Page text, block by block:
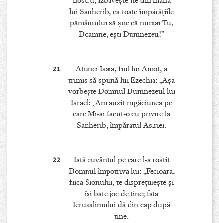
lui Sanherib, ca toate împărăţiile
pământului să ştie că numai Tu,
Doamne, eşti Dumnezeu!”
21
Atunci Isaia, fiul lui Amoţ, a
trimis să spună lui Ezechia: „Aşa
vorbeşte Domnul Dumnezeul lui
Israel: „Am auzit rugăciunea pe
care Mi-ai făcut-o cu privire la
Sanherib, împăratul Asiriei.
22
Iată cuvântul pe care l-a rostit
Domnul împotriva lui: „Fecioara,
fiica Sionului, te dispreţuieşte şi
îşi bate joc de tine; fata
Ierusalimului dă din cap după
tine.